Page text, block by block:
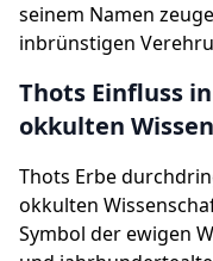
seinem Namen
inbrünstigen
Thots Einfluss
okkulten
Thots Erbe
okkulten
Symbol der ewigen